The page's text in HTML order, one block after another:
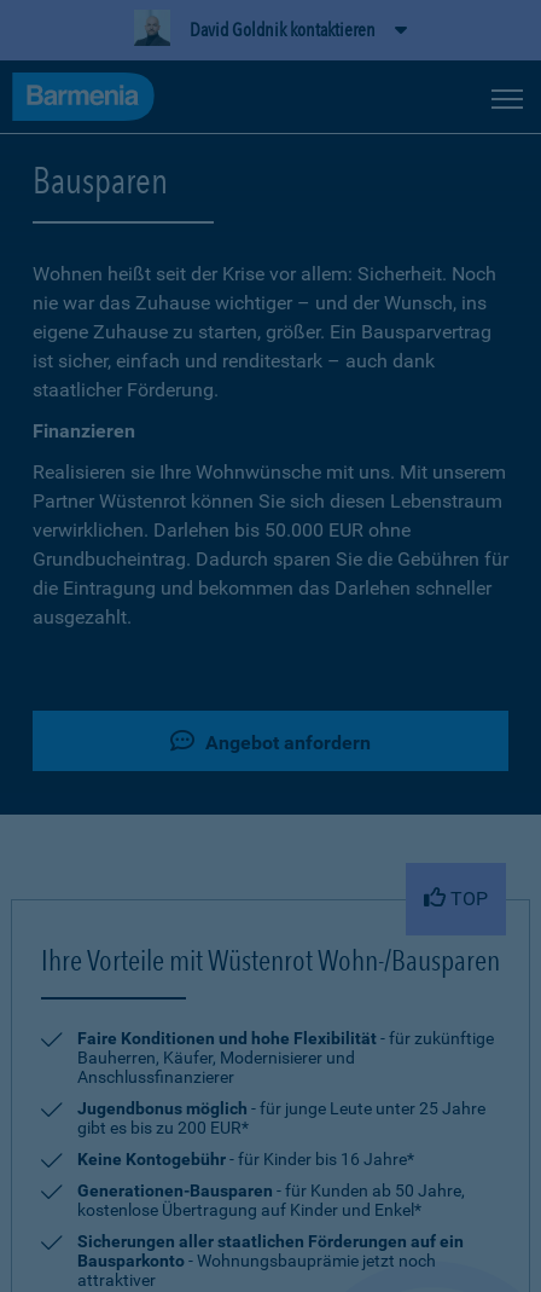
David Goldnik kontaktieren
Bausparen
Wohnen heißt seit der Krise vor allem: Sicherheit. Noch
nie war das Zuhause wichtiger – und der Wunsch, ins
eigene Zuhause zu starten, größer. Ein Bausparvertrag
ist sicher, einfach und renditestark – auch dank
staatlicher Förderung.
Finanzieren
Realisieren sie Ihre Wohnwünsche mit uns. Mit unserem
Partner Wüstenrot können Sie sich diesen Lebenstraum
verwirklichen. Darlehen bis 50.000 EUR ohne
Grundbucheintrag. Dadurch sparen Sie die Gebühren für
die Eintragung und bekommen das Darlehen schneller
ausgezahlt.
Angebot anfordern
TOP
Ihre Vorteile mit Wüstenrot Wohn-/Bausparen
Faire Konditionen und hohe Flexibilität- für zukünftige
Bauherren, Käufer, Modernisierer und
Anschlussfinanzierer
Jugendbonus möglich - für junge Leute unter 25 Jahre
gibt es bis zu 200 EUR*
Keine Kontogebühr- für Kinder bis 16 Jahre*
Generationen-Bausparen - für Kunden ab 50 Jahre,
kostenlose Übertragung auf Kinder und Enkel*
Sicherungen aller staatlichen Förderungen auf ein
Bausparkonto- Wohnungsbauprämie jetzt noch
attraktiver